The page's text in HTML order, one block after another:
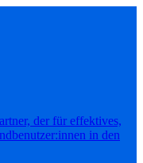
der für effektives,
in den